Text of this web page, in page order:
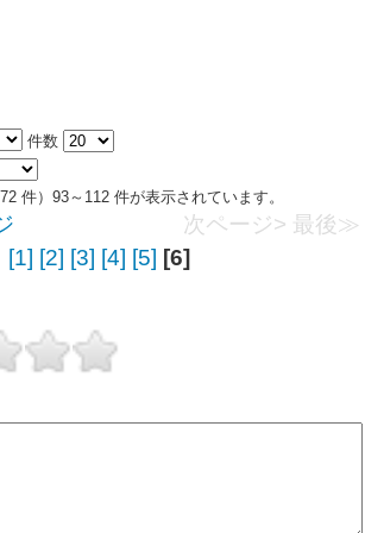
件数
件）93～112 件が表示されています。
次ページ> 最後≫
[1] [2] [3] [4] [5] [6]